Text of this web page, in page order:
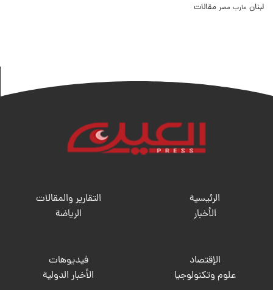
لبنان مارب مصر مقالات
الرئيسية
الأخبار
التقارير والمقالات
الریاضة
الإقتصاد
علوم وتكنولوجيا
فيديوهات
الأخبار الدولية